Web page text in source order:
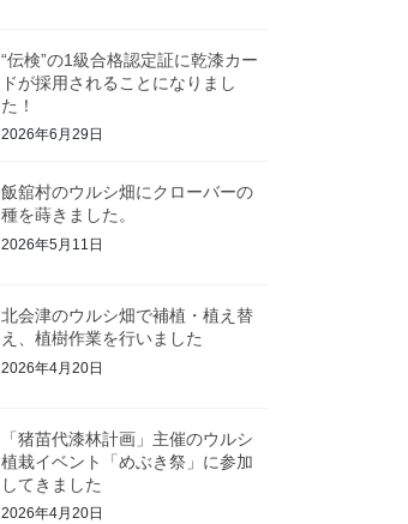
“伝検”の1級合格認定証に乾漆カー
ドが採用されることになりまし
た！
2026年6月29日
飯舘村のウルシ畑にクローバーの
種を蒔きました。
2026年5月11日
北会津のウルシ畑で補植・植え替
え、植樹作業を行いました
2026年4月20日
「猪苗代漆林計画」主催のウルシ
植栽イベント「めぶき祭」に参加
してきました
2026年4月20日